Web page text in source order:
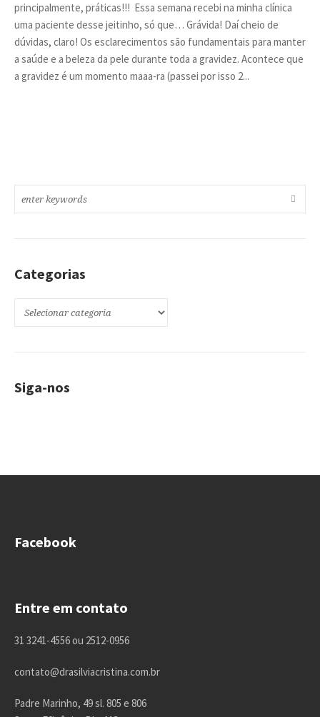
principalmente, práticas!!! Essa semana recebi na minha clínica
uma paciente desse jeitinho, só que… Grávida! Daí cheio de
dúvidas, claro! Os esclarecimentos são fundamentais para manter
a saúde e a beleza da pele durante toda a gravidez. Acontece que
a gravidez é um momento maaa-ra (passei por isso 2...
Categorias
Categorias
Siga-nos
Facebook
Entre em contato
31 3241-4556 ou 2512-0956
contato@drasilviacristina.com.br
Padre Marinho, 49 sl. 805 e 806